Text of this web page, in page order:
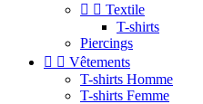
  Textile
T-shirts
Piercings
  Vêtements
T-shirts Homme
T-shirts Femme